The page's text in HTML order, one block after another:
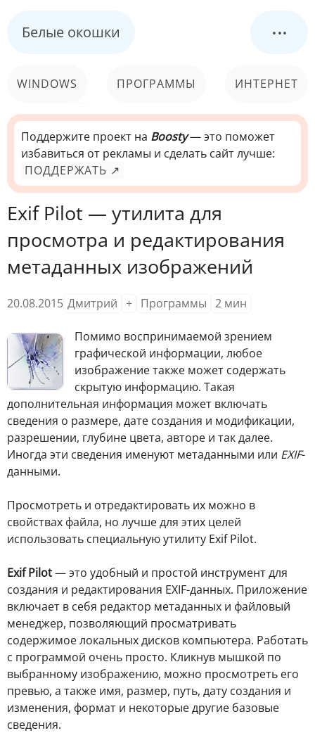
Белые окошки ...
WINDOWS ПРОГРАММЫ ИНТЕРНЕТ
КОМПЬЮТЕР
СИСТЕМА
Поддержите проект на Boosty— это поможет
избавиться от рекламы и сделать сайт лучше:
ПОДДЕРЖАТЬ ↗
Exif Pilot — утилита для
просмотра и редактирования
метаданных изображений
20.08.2015 Дмитрий + Программы 2 мин
Помимо воспринимаемой зрением
графической информации, любое
изображение также может содержать
скрытую информацию. Такая
дополнительная информация может включать
сведения о размере, дате создания и модификации,
разрешении, глубине цвета, авторе и так далее.
Иногда эти сведения именуют метаданными или EXIF-
данными.
Просмотреть и отредактировать их можно в
свойствах файла, но лучше для этих целей
использовать специальную утилиту Exif Pilot.
Exif Pilot— это удобный и простой инструмент для
создания и редактирования EXIF-данных. Приложение
включает в себя редактор метаданных и файловый
менеджер, позволяющий просматривать
содержимое локальных дисков компьютера. Работать
с программой очень просто. Кликнув мышкой по
выбранному изображению, можно просмотреть его
превью, а также имя, размер, путь, дату создания и
изменения, формат и некоторые другие базовые
сведения.